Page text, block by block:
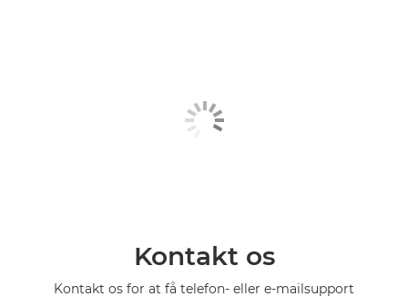
Kontakt os
Kontakt os for at få telefon- eller e-mailsupport